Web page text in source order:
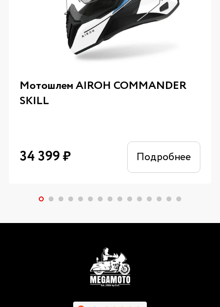
Мотошлем AIROH COMMANDER
SKILL
34 399₽ Подробнее